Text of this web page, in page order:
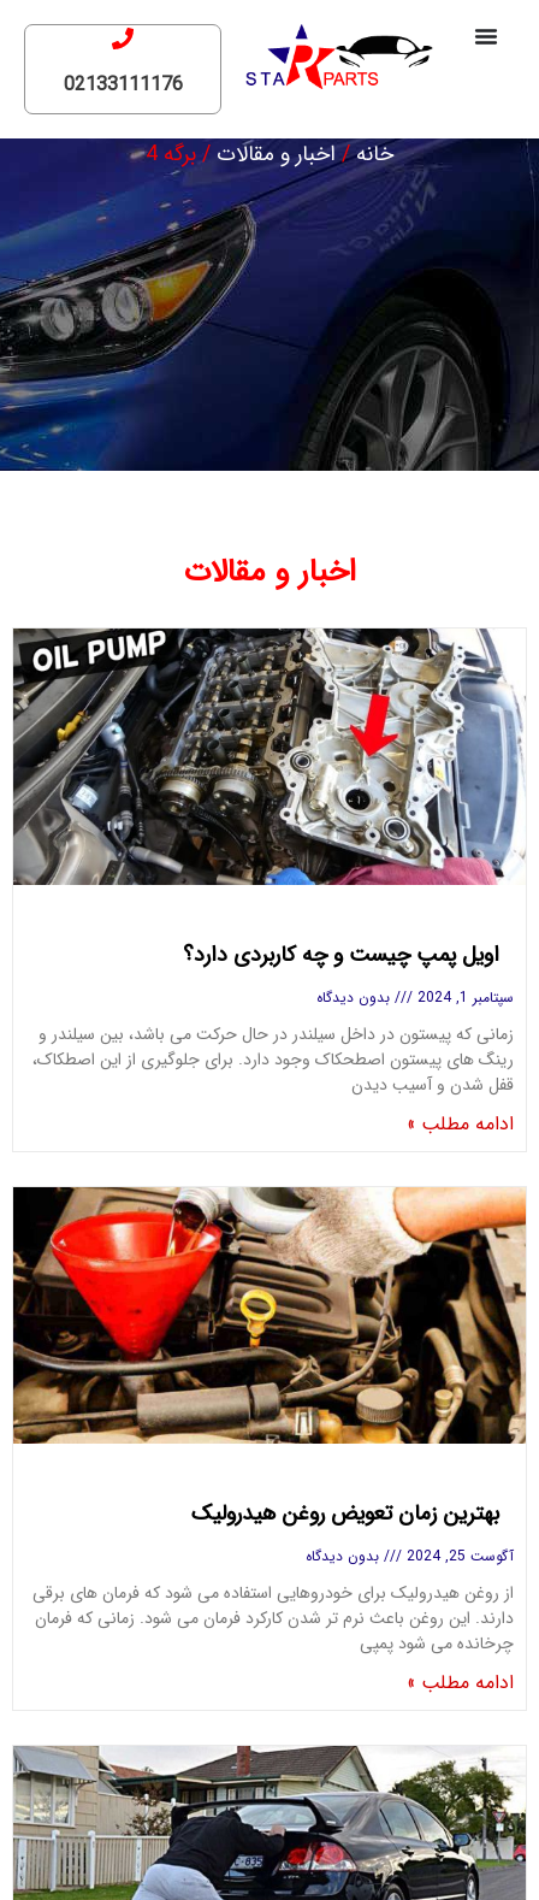
02133111176
خانه/اخبار و مقالات / برگه 4
اخبار و مقالات
اویل پمپ چیست و چه کاربردی دارد؟
سپتامبر 1, 2024 بدون دیدگاه
زمانی که پیستون در داخل سیلندر در حال حرکت می باشد، بین سیلندر و
رینگ های پیستون اصطحکاک وجود دارد. برای جلوگیری از این اصطکاک،
قفل شدن و آسیب دیدن
ادامه مطلب »
بهترین زمان تعویض روغن هیدرولیک
آگوست 25, 2024 بدون دیدگاه
از روغن هیدرولیک برای خودروهایی استفاده می شود که فرمان های برقی
دارند. این روغن باعث نرم تر شدن کارکرد فرمان می شود. زمانی که فرمان
چرخانده می شود پمپی
ادامه مطلب »